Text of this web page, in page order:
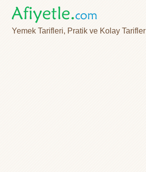
Yemek Tarifleri, Pratik ve Kolay Tarifler